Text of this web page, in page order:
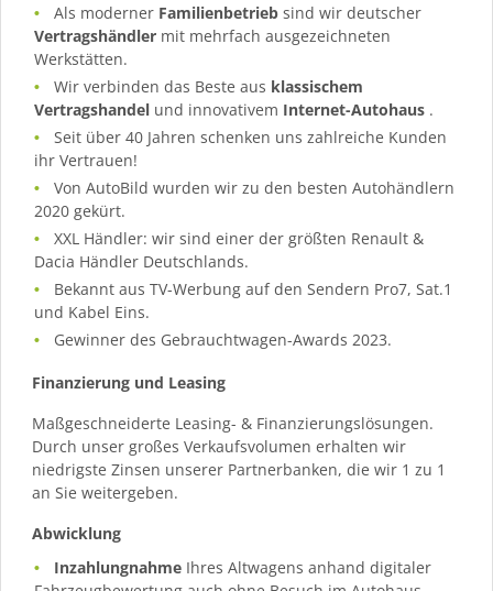
Als moderner Familienbetrieb sind wir deutscher
Vertragshändler mit mehrfach ausgezeichneten
Werkstätten.
Wir verbinden das Beste aus klassischem
Vertragshandel und innovativem Internet-Autohaus .
Seit über 40 Jahren schenken uns zahlreiche Kunden
ihr Vertrauen!
Von AutoBild wurden wir zu den besten Autohändlern
2020 gekürt.
XXL Händler: wir sind einer der größten Renault &
Dacia Händler Deutschlands.
Bekannt aus TV-Werbung auf den Sendern Pro7, Sat.1
und Kabel Eins.
Gewinner des Gebrauchtwagen-Awards 2023.
Finanzierung und Leasing
Maßgeschneiderte Leasing- & Finanzierungslösungen.
Durch unser großes Verkaufsvolumen erhalten wir
niedrigste Zinsen unserer Partnerbanken, die wir 1 zu 1
an Sie weitergeben.
Abwicklung
Inzahlungnahme Ihres Altwagens anhand digitaler